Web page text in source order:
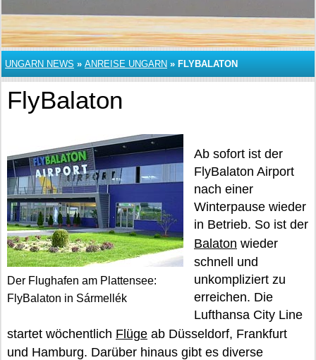
UNGARN NEWS » ANREISE UNGARN » FLYBALATON
FlyBalaton
Der Flughafen am Plattensee:
FlyBalaton in Sármellék
Ab sofort ist der
FlyBalaton Airport
nach einer
Winterpause wieder
in Betrieb. So ist der
Balaton wieder
schnell und
unkompliziert zu
erreichen. Die
Lufthansa City Line
startet wöchentlich Flüge ab Düsseldorf, Frankfurt
und Hamburg. Darüber hinaus gibt es diverse